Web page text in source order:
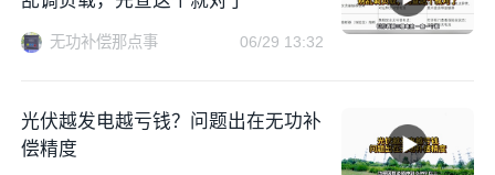
无功补偿那点事 06/29 13:32
光伏越发电越亏钱？问题出在无功补
偿精度